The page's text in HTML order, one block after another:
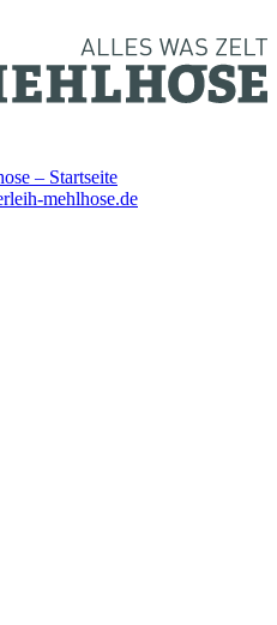
– Startseite
mehlhose.de